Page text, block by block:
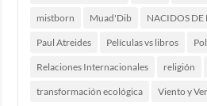
mistborn Muad'Dib NACIDOS DE
Paul Atreides Películas vs libros
Relaciones Internacionales religión
transformación ecológica Viento y